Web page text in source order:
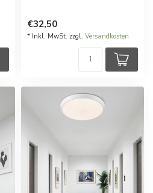
€32,50
* Inkl. MwSt. zzgl. Versandkosten